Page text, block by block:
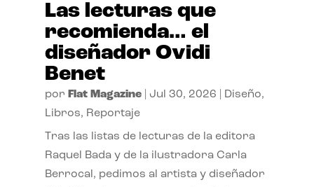
Las lecturas que
recomienda… el
diseñador Ovidi
Benet
por Flat Magazine| Jul 30, 2026 Diseño,
Libros, Reportaje
Tras las listas de lecturas de la editora
Raquel Bada y de la ilustradora Carla
Berrocal, pedimos al artista y diseñador